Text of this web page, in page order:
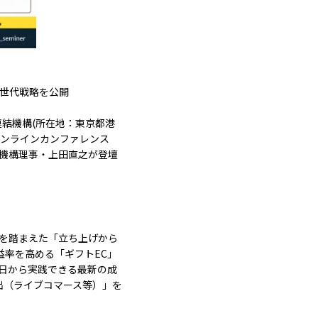
代戦略を公開
機構(所在地：東京都港
ラインカンファレンス
構理事・上田直之が登壇
踏まえた「立ち上げから
を高める「ギフトEC」
から実践できる最新の成
ライブコマース等）」を